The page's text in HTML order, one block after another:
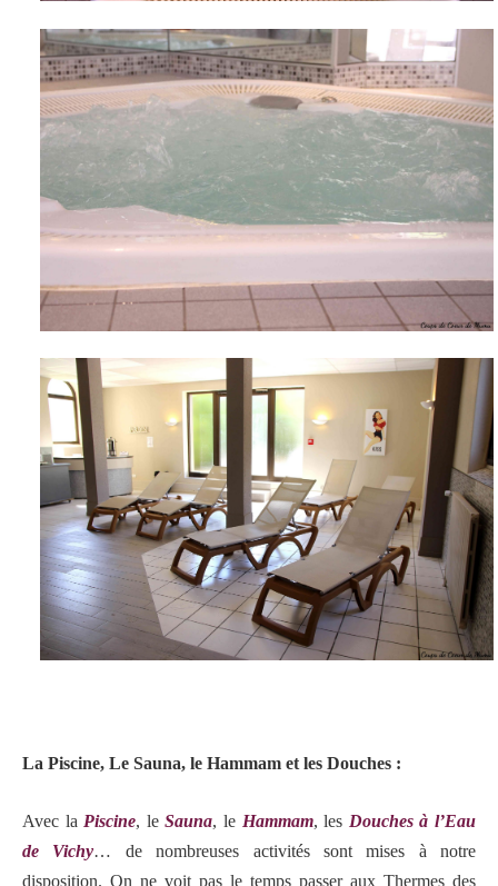
La Piscine, Le Sauna, le Hammam et les Douches :
Avec la Piscine, leSauna, le Hammam, les Douches à l’Eau
de Vichy… de nombreuses activités sont mises à notre
disposition. On ne voit pas le temps passer aux Thermes des